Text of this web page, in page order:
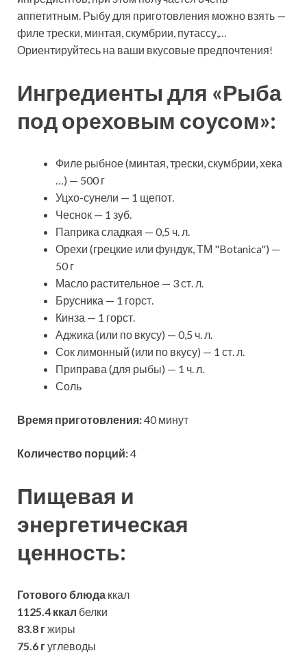
аппетитным. Рыбу для приготовления можно взять —
филе трески, минтая, скумбрии, путассу,…
Ориентируйтесь на ваши вкусовые предпочтения!
Ингредиенты для «Рыба
под ореховым соусом»:
Филе рыбное (минтая, трески, скумбрии, хека
…) — 500 г
Уцхо-сунели — 1 щепот.
Чеснок — 1 зуб.
Паприка сладкая — 0,5 ч. л.
Орехи (грецкие или фундук, ТМ "Botanica") —
50 г
Масло растительное — 3 ст. л.
Брусника — 1 горст.
Кинза — 1 горст.
Аджика (или по вкусу) — 0,5 ч. л.
Сок лимонный (или по вкусу) — 1 ст. л.
Приправа (для рыбы) — 1 ч. л.
Соль
Время приготовления:40 минут
Количество порций:4
Пищевая и
энергетическая
ценность:
Готового блюда ккал
1125.4 ккал белки
83.8 гжиры
75.6 гуглеводы